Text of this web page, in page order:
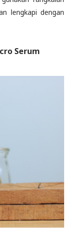
lengkapi dengan
Serum